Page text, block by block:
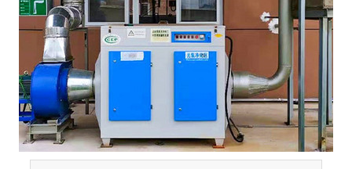
客户案例
资质荣誉
联系我们